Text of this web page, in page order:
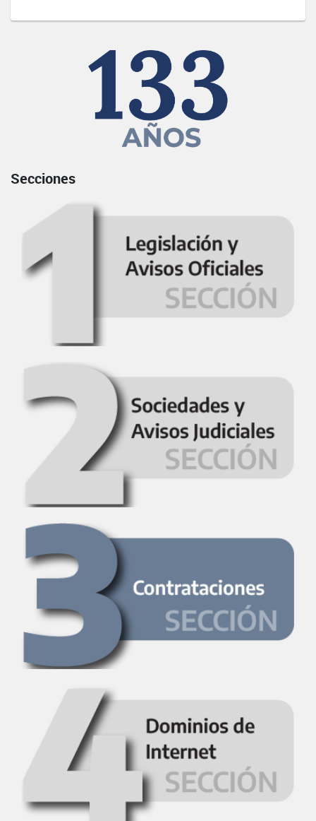
Secciones